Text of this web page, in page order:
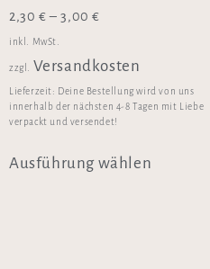
2,30 €–3,00€
inkl. MwSt.
zzgl. Versandkosten
Lieferzeit: Deine Bestellung wird von uns
innerhalb der nächsten 4-8 Tagen mit Liebe
verpackt und versendet!
Ausführung wählen